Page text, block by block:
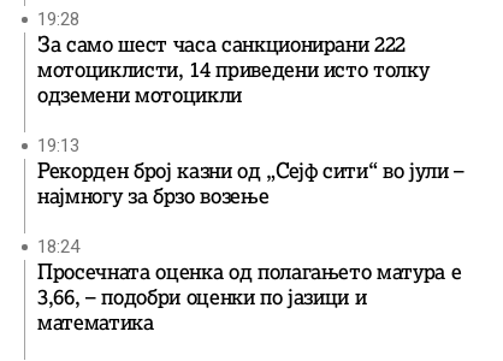
19:28
За само шест часа санкционирани 222
мотоциклисти, 14 приведени исто толку
одземени мотоцикли
19:13
Рекорден број казни од „Сејф сити“ во јули –
најмногу за брзо возење
18:24
Просечната оценка од полагањето матура е
3,66, – подобри оценки по јазици и
математика